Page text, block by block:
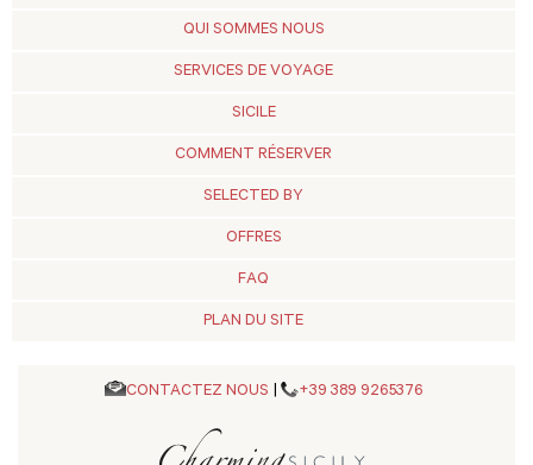
QUI SOMMES NOUS
SERVICES DE VOYAGE
SICILE
COMMENT RÉSERVER
SELECTED BY
OFFRES
FAQ
PLAN DU SITE
CONTACTEZ NOUS | +39 389 9265376